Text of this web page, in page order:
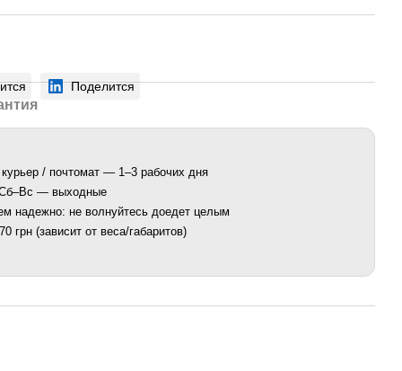
Поделится
/ почтомат — 1–3 рабочих дня
Сб–Вс — выходные
надежно: не волнуйтесь доедет целым
грн (зависит от веса/габаритов)